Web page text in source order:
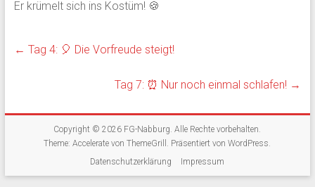
Er krümelt sich ins Kostüm! 🍪
← Tag 4: 🎈 Die Vorfreude steigt!
Tag 7: ⏰ Nur noch einmal schlafen! →
Copyright © 2026 FG-Nabburg. Alle Rechte vorbehalten.
Theme:Accelerate von ThemeGrill. Präsentiert vonWordPress.
Datenschutzerklärung
Impressum